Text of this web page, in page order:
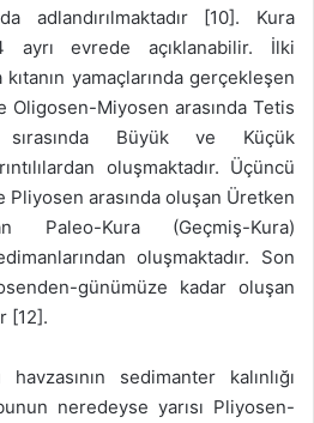
adlandırılmaktadır [10]. Kura
ayrı evrede açıklanabilir. İlki
yamaçlarında gerçekleşen
Miyosen arasında Tetis
sırasında Büyük ve Küçük
oluşmaktadır. Üçüncü
arasında oluşan Üretken
Kura (Geçmiş-Kura)
oluşmaktadır. Son
günümüze kadar oluşan
[12].
sedimanter kalınlığı
neredeyse yarısı Pliyosen-